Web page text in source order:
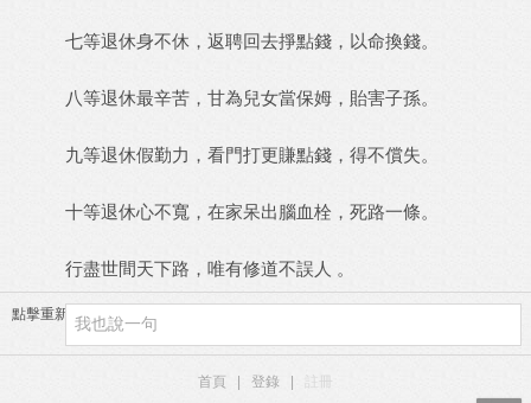
七等退休身不休，返聘回去掙點錢，以命換錢。
八等退休最辛苦，甘為兒女當保姆，貽害子孫。
九等退休假勤力，看門打更賺點錢，得不償失。
十等退休心不寬，在家呆出腦血栓，死路一條。
行盡世間天下路，唯有修道不誤人 。
點擊重新加載
首頁 登錄